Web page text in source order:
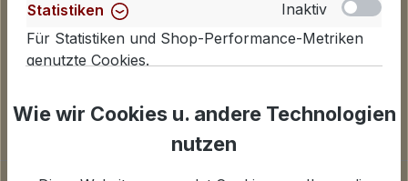
Lieferinformationen
Zahlungsarten
AGB
Cookies einstellen
Statistiken
Inaktiv
Für Statistiken und Shop-Performance-Metriken
genutzte Cookies.
Google Analytics
Wie wir Cookies u. andere Technologien
nutzen